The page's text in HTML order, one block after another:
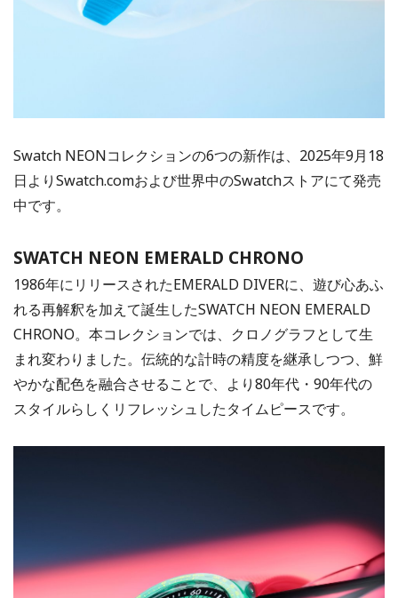
Swatch NEONコレクションの6つの新作は、2025年9月18
日よりSwatch.comおよび世界中のSwatchストアにて発売
中です。
SWATCH NEON EMERALD CHRONO
1986年にリリースされたEMERALD DIVERに、遊び心あふ
れる再解釈を加えて誕生したSWATCH NEON EMERALD
CHRONO。本コレクションでは、クロノグラフとして生
まれ変わりました。伝統的な計時の精度を継承しつつ、鮮
やかな配色を融合させることで、より80年代・90年代の
スタイルらしくリフレッシュしたタイムピースです。